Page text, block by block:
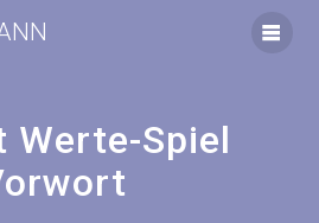
Werte-Spiel